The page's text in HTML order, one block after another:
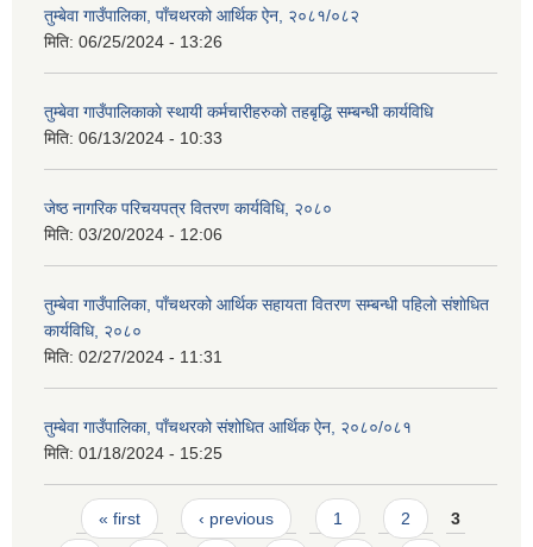
तुम्बेवा गाउँपालिका, पाँचथरको आर्थिक ऐन, २०८१/०८२
मिति: 06/25/2024 - 13:26
तुम्बेवा गाउँपालिकाकाे स्थायी कर्मचारीहरुकाे तहबृद्धि सम्बन्धी कार्यविधि
मिति: 06/13/2024 - 10:33
जेष्ठ नागरिक परिचयपत्र वितरण कार्यविधि, २०८०
मिति: 03/20/2024 - 12:06
तुम्बेवा गाउँपालिका, पाँचथरको आर्थिक सहायता वितरण सम्बन्धी पहिलाे संशाेधित
कार्यविधि, २०८०
मिति: 02/27/2024 - 11:31
तुम्बेवा गाउँपालिका, पाँचथरको संशोधित आर्थिक ऐन, २०८०/०८१
मिति: 01/18/2024 - 15:25
Pages
« first ‹ previous 1 2 3